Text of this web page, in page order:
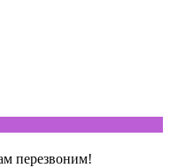
перезвоним!